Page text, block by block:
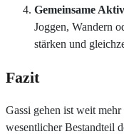
Gemeinsame
Joggen, Wandern
stärken und
Fazit
Gassi gehen ist weit
wesentlicher Bestandteil